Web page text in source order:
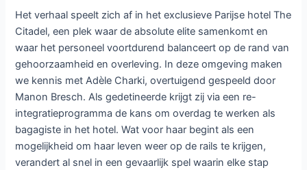
Het verhaal speelt zich af in het exclusieve Parijse hotel The
Citadel, een plek waar de absolute elite samenkomt en
waar het personeel voortdurend balanceert op de rand van
gehoorzaamheid en overleving. In deze omgeving maken
we kennis met Adèle Charki, overtuigend gespeeld door
Manon Bresch. Als gedetineerde krijgt zij via een re-
integratieprogramma de kans om overdag te werken als
bagagiste in het hotel. Wat voor haar begint als een
mogelijkheid om haar leven weer op de rails te krijgen,
verandert al snel in een gevaarlijk spel waarin elke stap